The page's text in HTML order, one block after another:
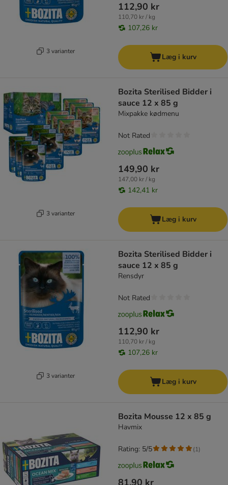
3 varianter
112,90 kr
110,70 kr / kg
107,26 kr
Læg i kurv
3 varianter
Bozita Sterilised Bidder i
sauce 12 x 85 g
Mixpakke kødmenu
149,90 kr
147,00 kr / kg
142,41 kr
Not Rated
Læg i kurv
3 varianter
Bozita Sterilised Bidder i
sauce 12 x 85 g
Rensdyr
112,90 kr
110,70 kr / kg
107,26 kr
Not Rated
Læg i kurv
Bozita Mousse 12 x 85 g
Havmix
81,90 kr
Rating: 5/5 (1)